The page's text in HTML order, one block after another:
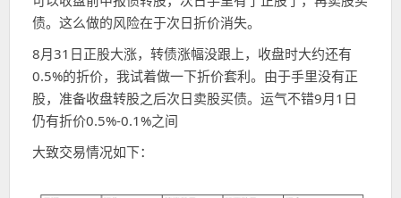
债。这么做的风险在于次日折价消失。
8月31日正股大涨，转债涨幅没跟上，收盘时大约还有
0.5%的折价，我试着做一下折价套利。由于手里没有正
股，准备收盘转股之后次日卖股买债。运气不错9月1日
仍有折价0.5%-0.1%之间
大致交易情况如下：